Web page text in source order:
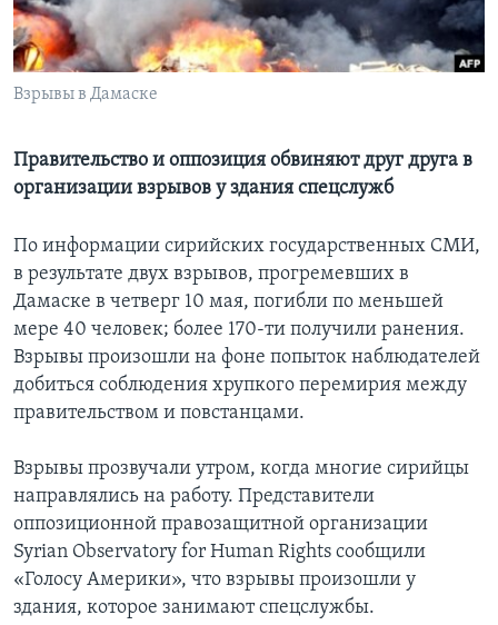
Learning English
СОЦИАЛЬНЫЕ СЕТИ
Взрывы в Дамаске
Правительство и оппозиция обвиняют друг друга в
организации взрывов у здания спецслужб
По информации сирийских государственных СМИ,
в результате двух взрывов, прогремевших в
Дамаске в четверг 10 мая, погибли по меньшей
мере 40 человек; более 170-ти получили ранения.
Взрывы произошли на фоне попыток наблюдателей
добиться соблюдения хрупкого перемирия между
правительством и повстанцами.
Взрывы прозвучали утром, когда многие сирийцы
направлялись на работу. Представители
оппозиционной правозащитной организации
Syrian Observatory for Human Rights сообщили
«Голосу Америки», что взрывы произошли у
здания, которое занимают спецслужбы.